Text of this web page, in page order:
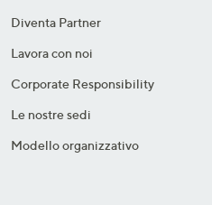
Diventa Partner
Lavora con noi
Corporate Responsibility
Le nostre sedi
Modello organizzativo